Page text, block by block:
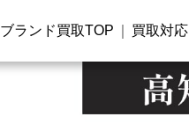
ブランド買取TOP 買取対